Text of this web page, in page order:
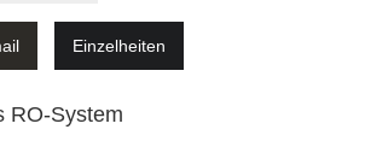
Einzelheiten
RO-System